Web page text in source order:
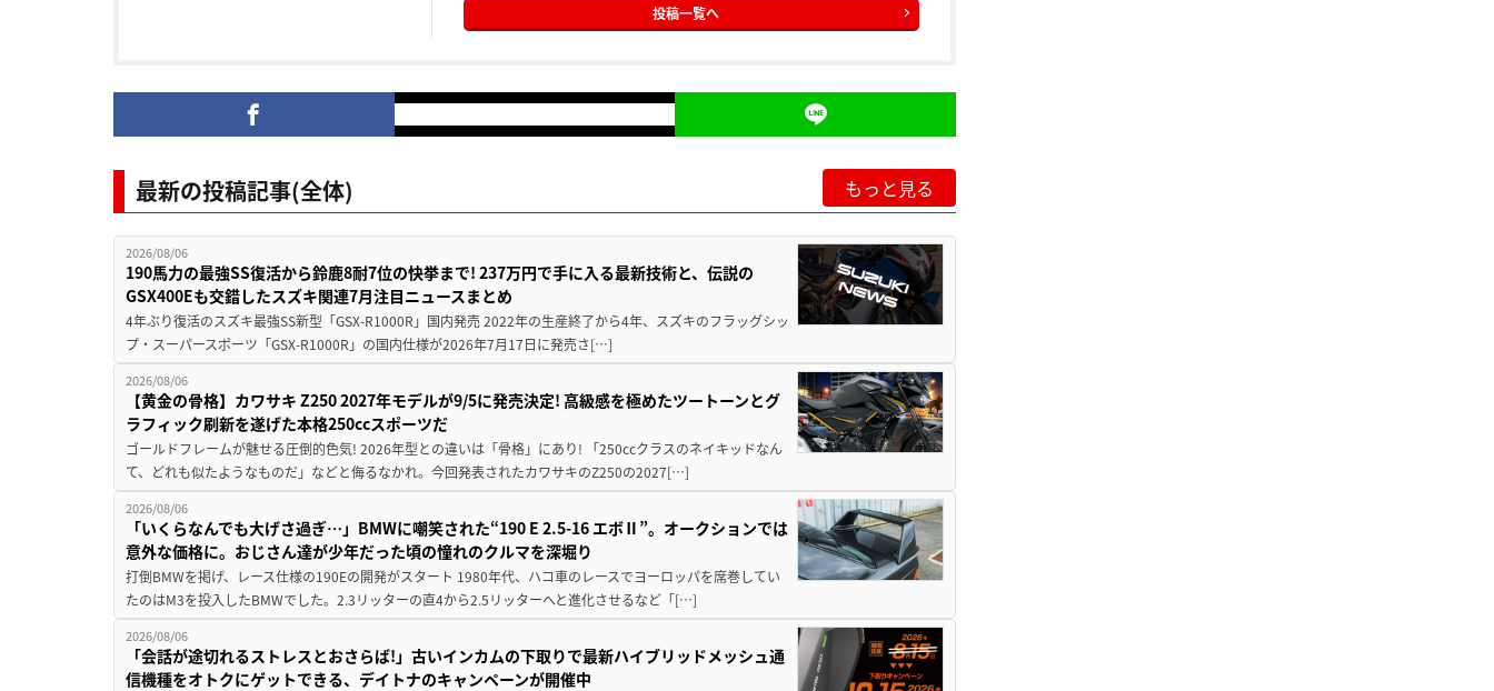
投稿一覧へ
最新の投稿記事(全体) もっと見る
2026/08/06
190馬力の最強SS復活から鈴鹿8耐7位の快挙まで! 237万円で手に入る最新技術と、伝説の
GSX400Eも交錯したスズキ関連7月注目ニュースまとめ
4年ぶり復活のスズキ最強SS新型「GSX-R1000R」国内発売 2022年の生産終了から4年、スズキのフラッグシッ
プ・スーパースポーツ「GSX-R1000R」の国内仕様が2026年7月17日に発売さ[…]
2026/08/06
【黄金の骨格】カワサキ Z250 2027年モデルが9/5に発売決定! 高級感を極めたツートーンとグ
ラフィック刷新を遂げた本格250ccスポーツだ
ゴールドフレームが魅せる圧倒的色気! 2026年型との違いは「骨格」にあり! 「250ccクラスのネイキッドなん
て、どれも似たようなものだ」などと侮るなかれ。今回発表されたカワサキのZ250の2027[…]
2026/08/06
「いくらなんでも大げさ過ぎ…」BMWに嘲笑された“190 E 2.5-16 エボⅡ”。オークションでは
意外な価格に。おじさん達が少年だった頃の憧れのクルマを深堀り
打倒BMWを掲げ、レース仕様の190Eの開発がスタート 1980年代、ハコ車のレースでヨーロッパを席巻してい
たのはM3を投入したBMWでした。2.3リッターの直4から2.5リッターへと進化させるなど「[…]
2026/08/06
「会話が途切れるストレスとおさらば!」古いインカムの下取りで最新ハイブリッドメッシュ通
信機種をオトクにゲットできる、デイトナのキャンペーンが開催中